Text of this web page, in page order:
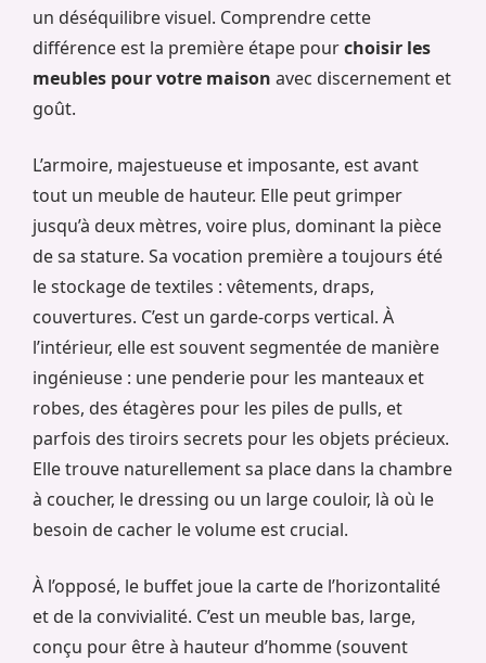
un déséquilibre visuel. Comprendre cette
différence est la première étape pourchoisir les
meubles pour votre maison avec discernement et
goût.
L’armoire, majestueuse et imposante, est avant
tout un meuble de hauteur. Elle peut grimper
jusqu’à deux mètres, voire plus, dominant la pièce
de sa stature. Sa vocation première a toujours été
le stockage de textiles : vêtements, draps,
couvertures. C’est un garde-corps vertical. À
l’intérieur, elle est souvent segmentée de manière
ingénieuse : une penderie pour les manteaux et
robes, des étagères pour les piles de pulls, et
parfois des tiroirs secrets pour les objets précieux.
Elle trouve naturellement sa place dans la chambre
à coucher, le dressing ou un large couloir, là où le
besoin de cacher le volume est crucial.
À l’opposé, le buffet joue la carte de l’horizontalité
et de la convivialité. C’est un meuble bas, large,
conçu pour être à hauteur d’homme (souvent